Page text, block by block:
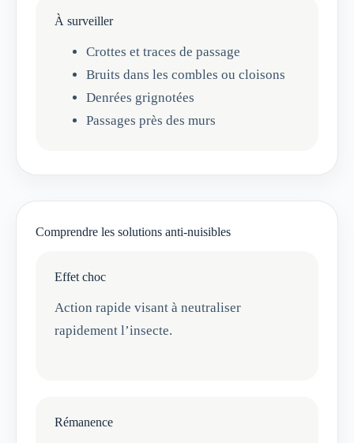
À surveiller
Crottes et traces de passage
Bruits dans les combles ou cloisons
Denrées grignotées
Passages près des murs
Comprendre les solutions anti-nuisibles
Effet choc
Action rapide visant à neutraliser
rapidement l’insecte.
Rémanence